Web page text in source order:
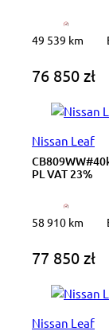
49 539 km
76 850 zł
Nissan Leaf
PL VAT 23%
58 910 km
77 850 zł
Nissan Leaf